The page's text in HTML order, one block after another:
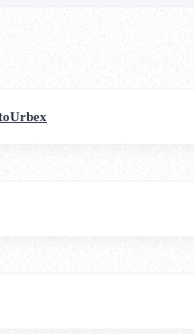
Urbex